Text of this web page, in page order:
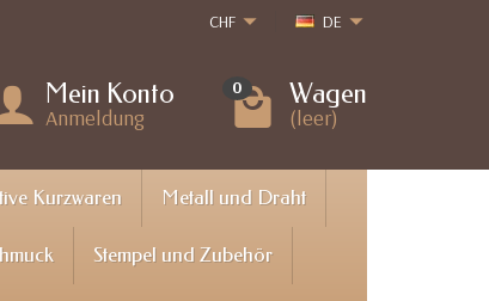
CHF DE
Mein Konto
Anmeldung
0 Wagen
(leer)
Kurzwaren Metall und Draht
Stempel und Zubehör